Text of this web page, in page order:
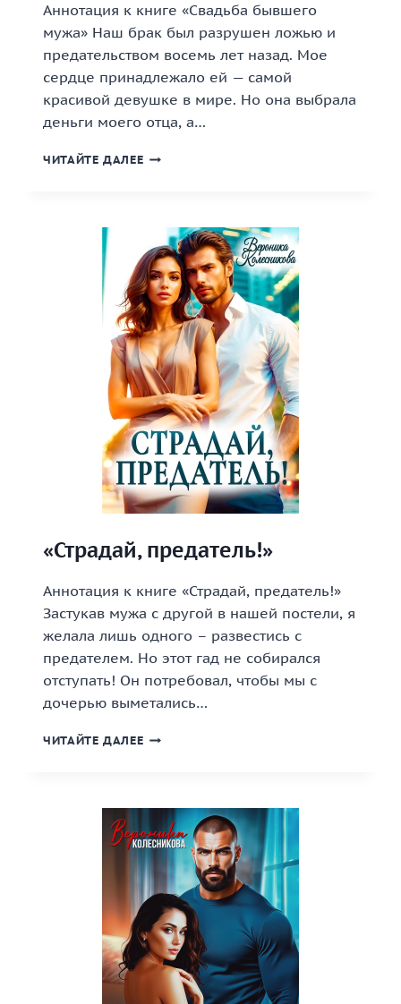
Аннотация к книге «Свадьба бывшего
мужа» Наш брак был разрушен ложью и
предательством восемь лет назад. Мое
сердце принадлежало ей — самой
красивой девушке в мире. Но она выбрала
деньги моего отца, а…
ЧИТАЙТЕ ДАЛЕЕ «СВАДЬБА
«Страдай, предатель!»
Аннотация к книге «Страдай, предатель!»
Застукав мужа с другой в нашей постели, я
желала лишь одного – развестись с
предателем. Но этот гад не собирался
отступать! Он потребовал, чтобы мы с
дочерью выметались…
ЧИТАЙТЕ ДАЛЕЕ «СТРАДАЙ,